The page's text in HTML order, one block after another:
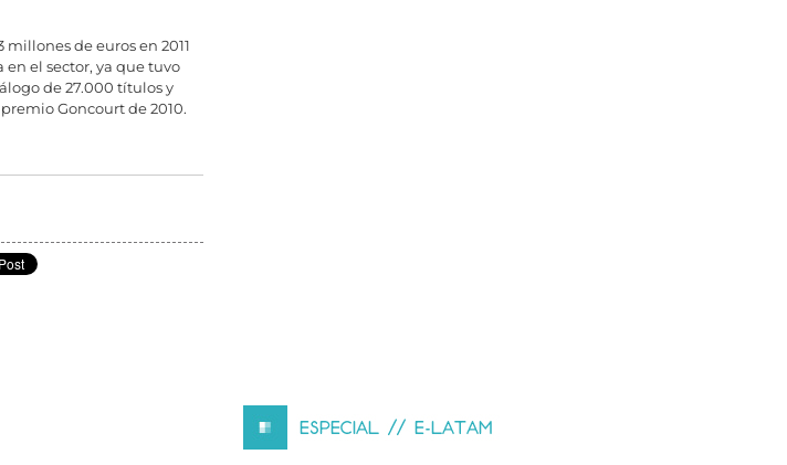
de euros en 2011
el sector, ya que tuvo
de 27.000 títulos y
Goncourt de 2010.